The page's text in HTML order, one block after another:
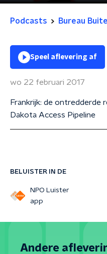
Podcasts Bureau
BELUISTER IN DE
NPO Luister
app
Speel aflevering af
wo 22 februari 2017
Frankrijk: de ontredderde
Dakota Access Pipeline
Andere